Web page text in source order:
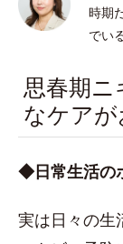
時期
でい
思春期ニ
なケアが
◆日常生活の
実は日々の生